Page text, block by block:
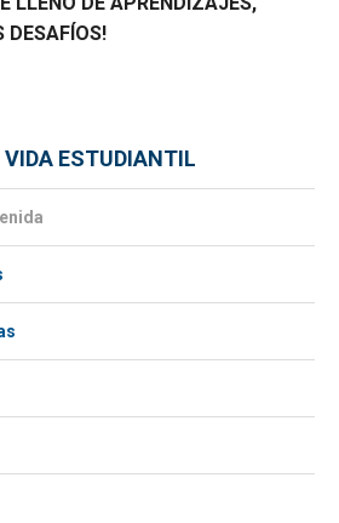
DESAFÍOS!
ESTUDIANTIL